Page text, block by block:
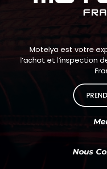
Motelya est votre
l’achat et l’inspection
Nous